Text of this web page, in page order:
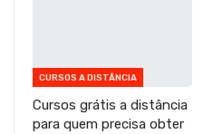
CURSOS A DISTÂNCIA
Cursos grátis a distância
para quem precisa obter